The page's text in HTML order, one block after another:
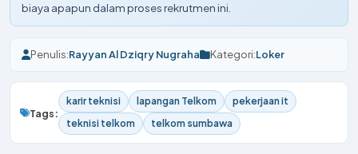
biaya apapun dalam proses rekrutmen ini.
Penulis:Rayyan Al Dziqry Nugraha Kategori:Loker
Tags:
karir teknisi lapangan Telkom
pekerjaan it
teknisi telkom
telkom sumbawa